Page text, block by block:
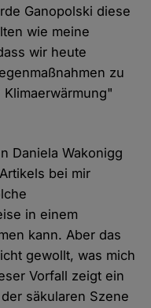
Ganopolski diese
wie meine
wir heute
zu
Daniela Wakonigg
bei mir
in einem
kann. Aber das
gewollt, was mich
Vorfall zeigt ein
säkularen Szene